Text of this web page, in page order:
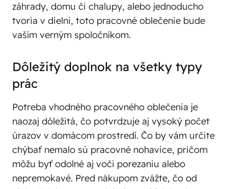
záhrady, domu či chalupy, alebo jednoducho
tvoria v dielni, toto pracovné oblečenie bude
vaším verným spoločníkom.
Dôležitý doplnok na všetky typy
prác
Potreba vhodného pracovného oblečenia je
naozaj dôležitá, čo potvrdzuje aj vysoký počet
úrazov v domácom prostredí. Čo by vám určite
chýbať nemalo sú pracovné nohavice, pričom
môžu byť odolné aj voči porezaniu alebo
nepremokavé. Pred nákupom zvážte, čo od